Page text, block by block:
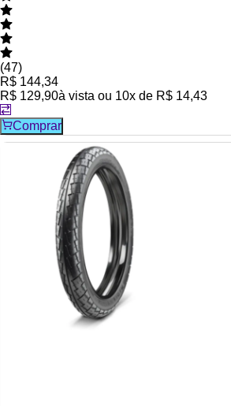
(47)
R$ 144,34
R$ 129,90à vista ou 10x de R$ 14,43
Comprar